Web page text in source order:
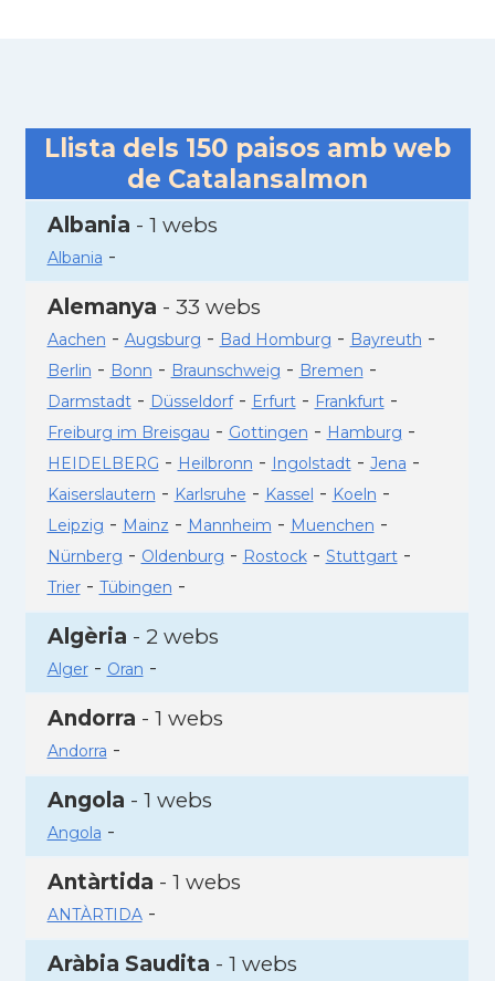
Llista dels 150 paisos amb web
de Catalansalmon
Albania - 1 webs
Albania -
Alemanya - 33 webs
Aachen - Augsburg - Bad Homburg - Bayreuth -
Berlin - Bonn - Braunschweig - Bremen -
Darmstadt- Düsseldorf- Erfurt- Frankfurt-
Freiburg im Breisgau - Gottingen - Hamburg -
HEIDELBERG - Heilbronn - Ingolstadt- Jena -
Kaiserslautern - Karlsruhe - Kassel - Koeln -
Leipzig - Mainz - Mannheim - Muenchen -
Nürnberg - Oldenburg - Rostock- Stuttgart-
Trier- Tübingen -
Algèria - 2 webs
Alger- Oran -
Andorra - 1 webs
Andorra -
Angola - 1 webs
Angola -
Antàrtida - 1 webs
ANTÀRTIDA-
Aràbia Saudita - 1 webs